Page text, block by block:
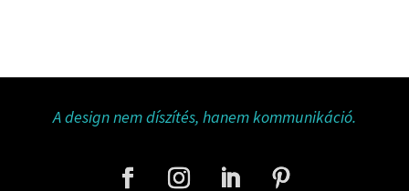
A design nem díszítés, hanem kommunikáció.